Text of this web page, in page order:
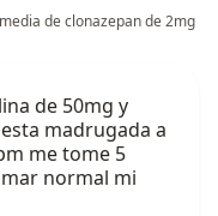
de clonazepan de 2mg
de 50mg y
madrugada a
me tome 5
normal mi